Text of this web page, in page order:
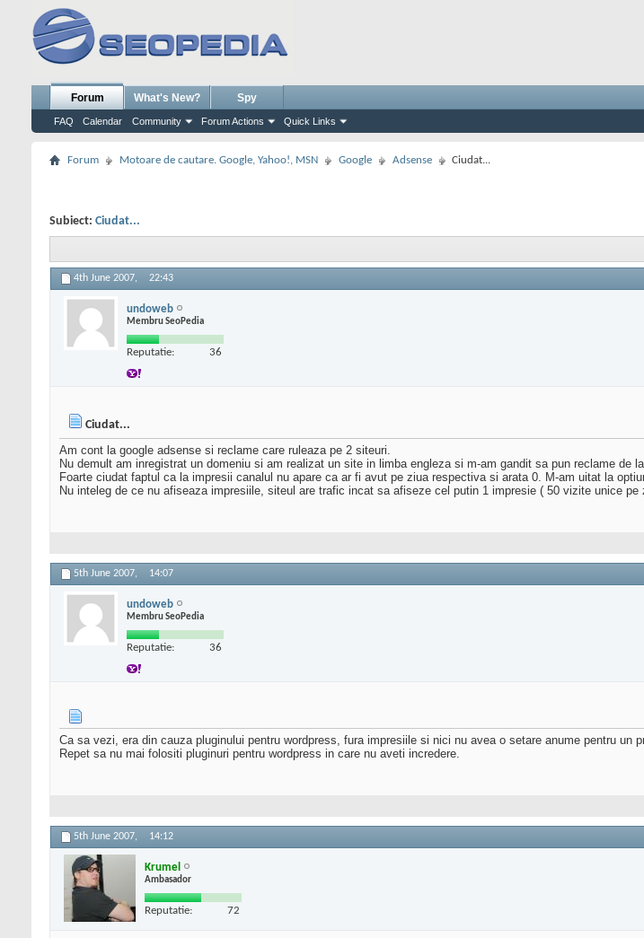
Forum
FAQ Calendar Community Forum Actions Quick Links
What's New? Spy
Forum Motoare de cautare. Google, Yahoo!, MSN Google Adsense Ciudat...
Subiect: Ciudat...
4th June 2007, 22:43
undoweb
Membru SeoPedia
Reputatie: 36
Ciudat...
Am cont la google adsense si reclame care ruleaza pe 2 siteuri.
Nu demult am inregistrat un domeniu si am realizat un site in limba engleza si m-am gandit sa pun reclame de
Foarte ciudat faptul ca la impresii canalul nu apare ca ar fi avut pe ziua respectiva si arata 0. M-am uitat la
Nu inteleg de ce nu afiseaza impresiile, siteul are trafic incat sa afiseze cel putin 1 impresie ( 50 vizite unice pe
5th June 2007, 14:07
undoweb
Membru SeoPedia
Reputatie: 36
Ca sa vezi, era din cauza pluginului pentru wordpress, fura impresiile si nici nu avea o setare anume pentru un
Repet sa nu mai folositi pluginuri pentru wordpress in care nu aveti incredere.
5th June 2007, 14:12
Krumel
Ambasador
Reputatie: 72